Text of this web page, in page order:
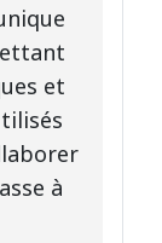
et
à